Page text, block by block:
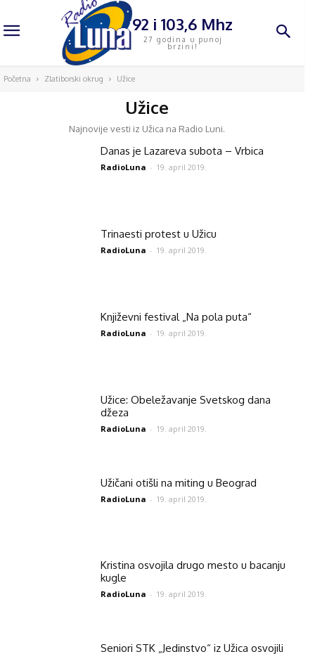
92 i 103,6 Mhz
27 godina u punoj
brzini!
Početna Zlatiborski okrug Užice
Užice
Najnovije vesti iz Užica na Radio Luni.
Danas je Lazareva subota – Vrbica
RadioLuna - 19. april 2019.
Trinaesti protest u Užicu
RadioLuna - 19. april 2019.
Književni festival „Na pola puta“
RadioLuna - 19. april 2019.
Užice: Obeležavanje Svetskog dana
džeza
RadioLuna - 19. april 2019.
Užičani otišli na miting u Beograd
RadioLuna - 19. april 2019.
Kristina osvojila drugo mesto u bacanju
kugle
RadioLuna - 19. april 2019.
Seniori STK „Jedinstvo“ iz Užica osvojili